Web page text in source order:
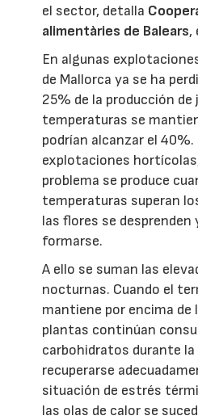
el sector, detalla
alimentàries de Balears,
En algunas
de Mallorca ya se ha
25% de la producción
temperaturas se
podrían alcanzar el 40%.
explotaciones
problema se produce
temperaturas superan
las flores se
formarse.
A ello se suman las
nocturnas. Cuando el
mantiene por encima de
plantas continúan
carbohidratos durante la
recuperarse
situación de estrés
las olas de calor se